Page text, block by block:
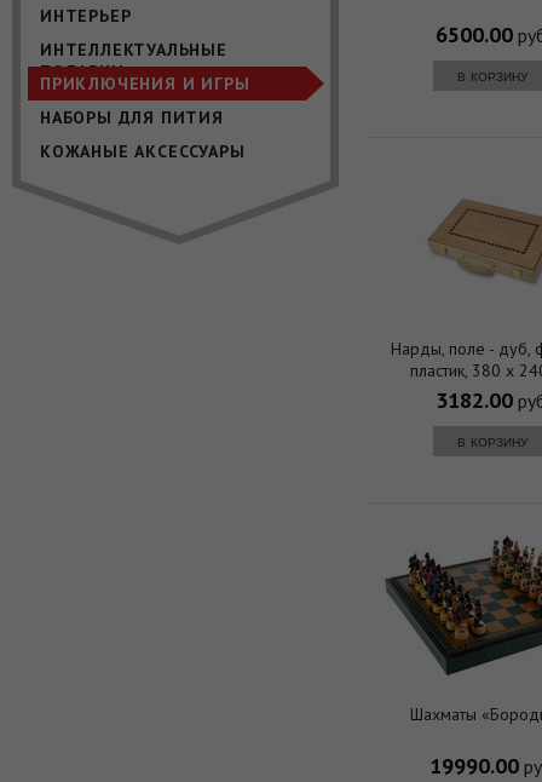
ИНТЕРЬЕР
ИНТЕЛЛЕКТУАЛЬНЫЕ
ПОДАРКИ
ПРИКЛЮЧЕНИЯ И ИГРЫ
НАБОРЫ ДЛЯ ПИТИЯ
КОЖАНЫЕ АКСЕССУАРЫ
6500.00
в корзину
Нарды, поле - дуб,
пластик, 380 х
3182.00
в корзину
Шахматы
19990.00